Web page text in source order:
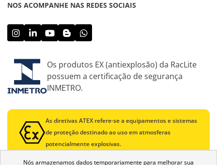
Nós armazenamos dados temporariamente para melhorar sua
NOS ACOMPANHE NAS REDES SOCIAIS
Os produtos EX (antiexplosão) da RacLite
possuem a certificação de segurança
INMETRO.
As diretivas ATEX refere-se a equipamentos e sistemas
de proteção destinado ao uso em atmosferas
potencialmente explosivas.